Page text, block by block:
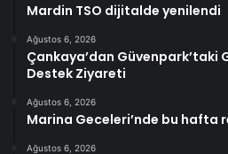
Mardin TSO dijitalde yenilendi
Ağustos 6, 2026
Çankaya’dan Güvenpark’taki
Destek Ziyareti
Ağustos 6, 2026
Marina Geceleri’nde bu hafta
Ağustos 6, 2026